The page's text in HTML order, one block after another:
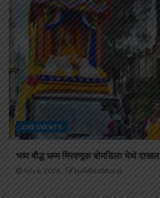
LIVE EVENTS
भव्य बौद्ध धम्म मिरवणूक बोमडिला येथे दाखल
July 6, 2026 buddhistbharat